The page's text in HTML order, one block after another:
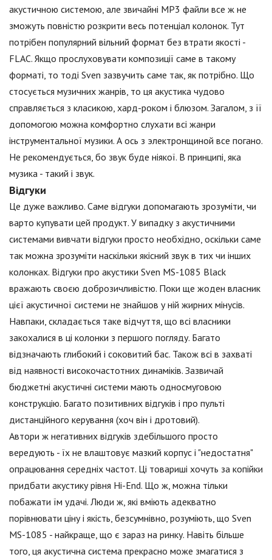
акустичною системою, але звичайні МР3 файли все ж не
зможуть повністю розкрити весь потенціал колонок. Тут
потрібен популярний вільний формат без втрати якості -
FLAC. Якщо прослуховувати композиції саме в такому
форматі, то тоді Sven зазвучить саме так, як потрібно. Що
стосується музичних жанрів, то ця акустика чудово
справляється з класикою, хард-роком і блюзом. Загалом, з її
допомогою можна комфортно слухати всі жанри
інструментальної музики. А ось з электронщиной все погано.
Не рекомендується, бо звук буде ніякої. В принципі, яка
музика - такий і звук.
Відгуки
Це дуже важливо. Саме відгуки допомагають зрозуміти, чи
варто купувати цей продукт. У випадку з акустичними
системами вивчати відгуки просто необхідно, оскільки саме
так можна зрозуміти наскільки якісний звук в тих чи інших
колонках. Відгуки про акустики Sven MS-1085 Black
вражають своєю доброзичливістю. Поки ще жоден власник
цієї акустичної системи не знайшов у ній жирних мінусів.
Навпаки, складається таке відчуття, що всі власники
закохалися в ці колонки з першого погляду. Багато
відзначають глибокий і соковитий бас. Також всі в захваті
від наявності високочастотних динаміків. Зазвичай
бюджетні акустичні системи мають односмуговою
конструкцію. Багато позитивних відгуків і про пульті
дистанційного керування (хоч він і дротовий).
Автори ж негативних відгуків здебільшого просто
вередують - їх не влаштовує мазкий корпус і "недостатня"
опрацювання середніх частот. Ці товариші хочуть за копійки
придбати акустику рівня Hi-End. Що ж, можна тільки
побажати їм удачі. Люди ж, які вміють адекватно
порівнювати ціну і якість, безсумнівно, розуміють, що Sven
MS-1085 - найкраще, що є зараз на ринку. Навіть більше
того, ця акустична система прекрасно може змагатися з